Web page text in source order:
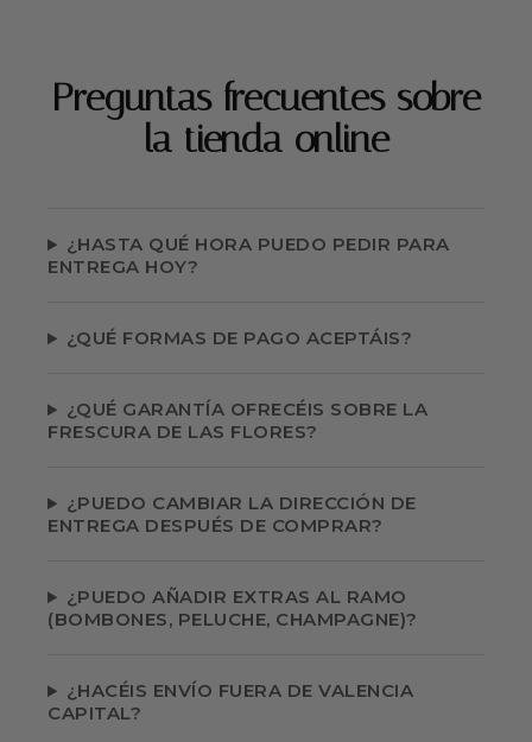
Preguntas frecuentes sobre
la tienda online
¿HASTA QUÉ HORA PUEDO PEDIR PARA
ENTREGA HOY?
¿QUÉ FORMAS DE PAGO ACEPTÁIS?
¿QUÉ GARANTÍA OFRECÉIS SOBRE LA
FRESCURA DE LAS FLORES?
¿PUEDO CAMBIAR LA DIRECCIÓN DE
ENTREGA DESPUÉS DE COMPRAR?
¿PUEDO AÑADIR EXTRAS AL RAMO
(BOMBONES, PELUCHE, CHAMPAGNE)?
¿HACÉIS ENVÍO FUERA DE VALENCIA
CAPITAL?